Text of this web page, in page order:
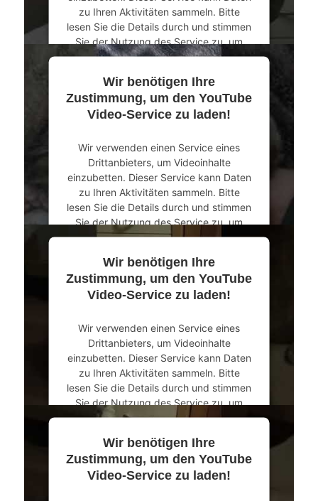
zu Ihren Aktivitäten sammeln. Bitte
lesen Sie die Details durch und stimmen
Sie der Nutzung des Service zu, um
dieses Video anzusehen.
Mehr Informationen
powered byUsercentrics Consent
Management Platform&eRecht24
Wir benötigen Ihre
Zustimmung, um den YouTube
Video-Service zu laden!
Wir verwenden einen Service eines
Drittanbieters, um Videoinhalte
einzubetten. Dieser Service kann Daten
zu Ihren Aktivitäten sammeln. Bitte
lesen Sie die Details durch und stimmen
Sie der Nutzung des Service zu, um
dieses Video anzusehen.
Mehr Informationen
powered byUsercentrics Consent
Management Platform&eRecht24
Wir benötigen Ihre
Zustimmung, um den YouTube
Video-Service zu laden!
Wir verwenden einen Service eines
Drittanbieters, um Videoinhalte
einzubetten. Dieser Service kann Daten
zu Ihren Aktivitäten sammeln. Bitte
lesen Sie die Details durch und stimmen
Sie der Nutzung des Service zu, um
dieses Video anzusehen.
Mehr Informationen
Wir benötigen Ihre
Zustimmung, um den YouTube
Video-Service zu laden!